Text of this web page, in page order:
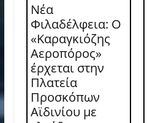
Νέα
Φιλαδέλφεια: Ο
«Καραγκιόζης
Αεροπόρος»
έρχεται στην
Πλατεία
Προσκόπων
Αϊδινίου με